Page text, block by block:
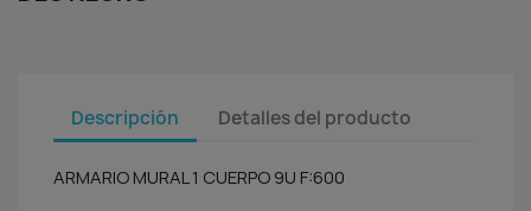
Descripción Detalles del producto
ARMARIO MURAL 1 CUERPO 9U F:600